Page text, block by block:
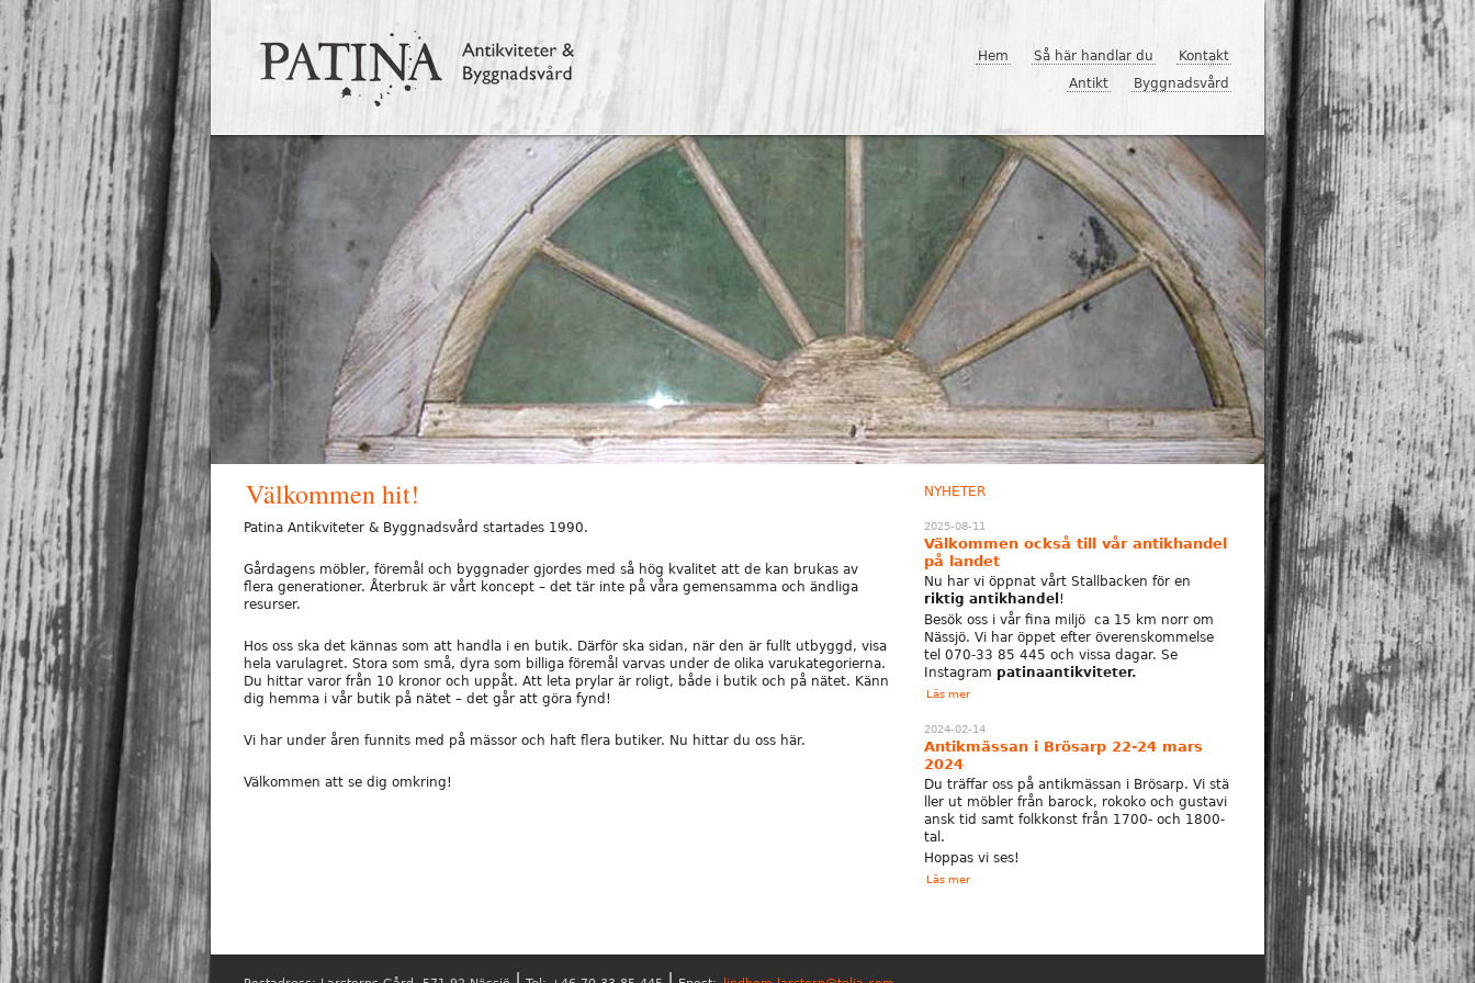
Hoppa till huvudinnehåll
Hem Så här handlar du
Kontakt
Antikt
Byggnadsvård
Välkommen hit!
Patina Antikviteter & Byggnadsvård startades 1990.
Gårdagens möbler, föremål och byggnader gjordes med så hög kvalitet att de kan brukas av
flera generationer. Återbruk är vårt koncept – det tär inte på våra gemensamma och ändliga
resurser.
Hos oss ska det kännas som att handla i en butik. Därför ska sidan, när den är fullt utbyggd, visa
hela varulagret. Stora som små, dyra som billiga föremål varvas under de olika varukategorierna.
Du hittar varor från 10 kronor och uppåt. Att leta prylar är roligt, både i butik och på nätet. Känn
dig hemma i vår butik på nätet – det går att göra fynd!
Vi har under åren funnits med på mässor och haft flera butiker. Nu hittar du oss här.
Välkommen att se dig omkring!
NYHETER
2025-08-11
Välkommen också till vår antikhandel
på landet
Nu har vi öppnat vårt Stallbacken för en
riktig antikhandel !
Besök oss i vår fina miljö ca 15 km norr om
Nässjö. Vi har öppet efter överenskommelse
tel 070-33 85 445 och vissa dagar. Se
Instagram patinaantikviteter.
Läs mer
2024-02-14
Antikmässan i Brösarp 22-24 mars
2024
Du träffar oss på antikmässan i Brösarp. Vi stä
ller ut möbler från barock, rokoko och gustavi
ansk tid samt folkkonst från 1700- och 1800-
tal.
Hoppas vi ses!
Läs mer